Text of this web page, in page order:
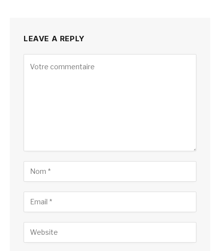
LEAVE A REPLY